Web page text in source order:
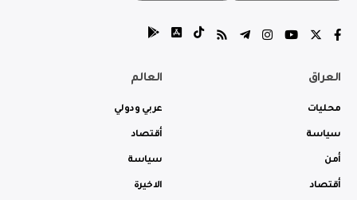
العراق
محليات
سياسة
أمن
أقتصاد
العالم
عربي ودولي
أقتصاد
سياسة
الاخيرة